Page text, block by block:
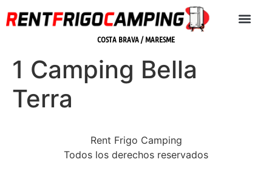
COSTA BRAVA / MARESME
1 Camping Bella
Terra
Rent Frigo Camping
Todos los derechos reservados